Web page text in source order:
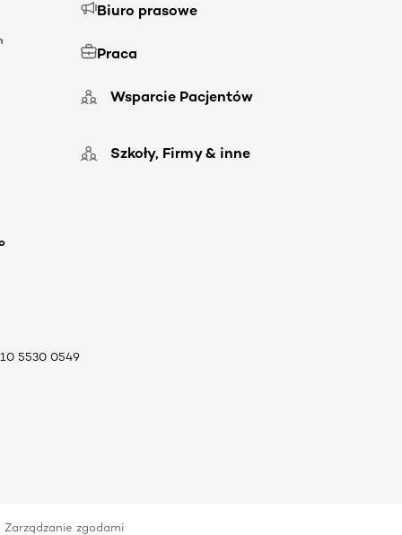
Biuro prasowe
Praca
Wsparcie Pacjentów
Szkoły, Firmy & inne
5530 0549
Zarządzanie zgodami